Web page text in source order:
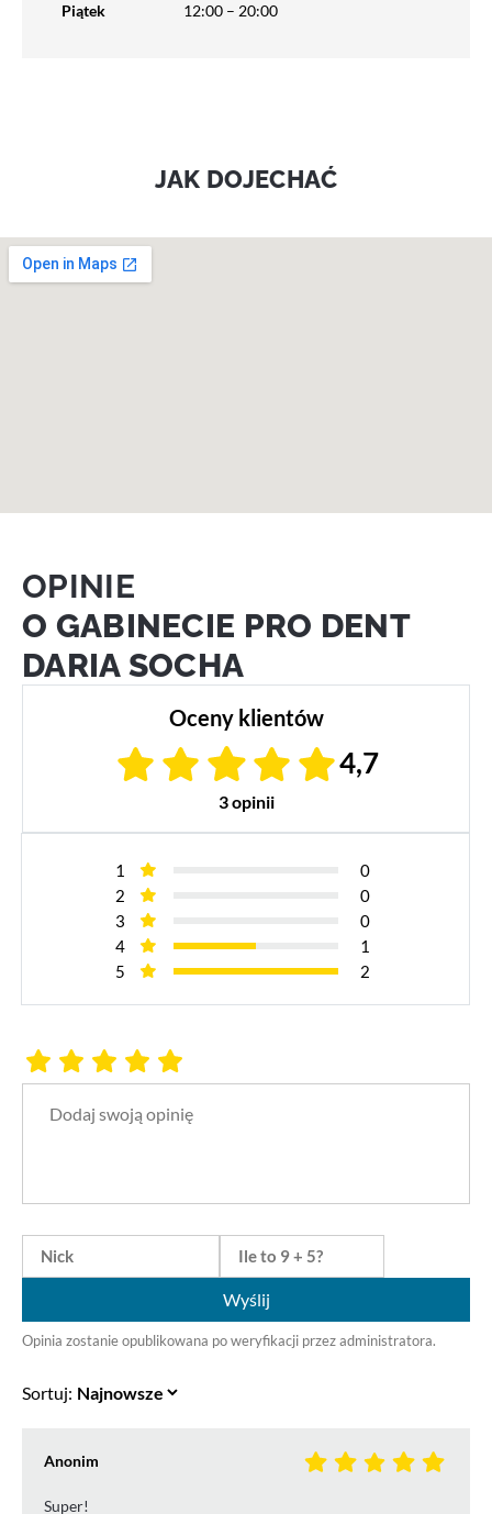
Piątek
12:00 – 20:00
JAK DOJECHAĆ
OPINIE
O GABINECIE PRO DENT
DARIA SOCHA
Oceny klientów
4,7
3 opinii
1
0
2
0
3
0
4
1
5
2
Wyślij
Opinia zostanie opublikowana po weryfikacji przez administratora.
Sortuj:
Anonim
Super!